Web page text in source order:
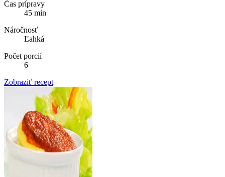
Čas prípravy
45 min
Náročnosť
Ľahká
Počet porcií
6
Zobraziť recept